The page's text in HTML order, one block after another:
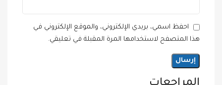
احفظ اسمي، بريدي الإلكتروني، والموقع الإلكتروني في
هذا المتصفح لاستخدامها المرة المقبلة في تعليقي.